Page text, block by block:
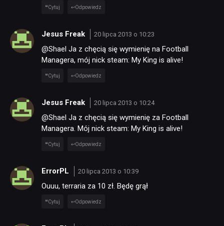
JUŻ GRALIŚMY
Cytuj Odpowiedz
Jesus Freak 20 lipca 2013 o 10:23
@Shael Ja z chęcią się wymienię na Football
Managera, mój nick steam: My King is alive!
Cytuj Odpowiedz
Jesus Freak 20 lipca 2013 o 10:24
@Shael Ja z chęcią się wymienię za Football
Managera. Mój nick steam: My King is alive!
Cytuj Odpowiedz
ErrorPL 20 lipca 2013 o 10:39
Ouuu, terraria za 10 zł. Będę grął
Cytuj Odpowiedz